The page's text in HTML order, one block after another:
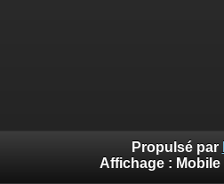
Propulsé par
Affichage : Mobile